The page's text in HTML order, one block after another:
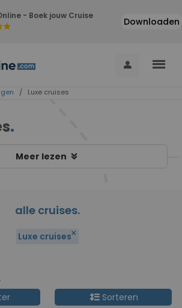
- Boek jouw Cruise
star Downloaden
person menu
/ Luxe cruises
.
Meer lezen keyboard_double_arrow_down
alle cruises.
Luxe cruisesclose
format_line_spacingSorteren